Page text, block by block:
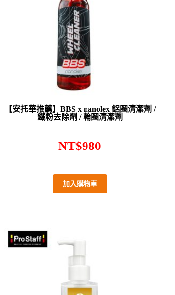
【安托華推薦】BBS x nanolex 鋁圈清潔劑 /
鐵粉去除劑 / 輪圈清潔劑
NT$980
加入購物車